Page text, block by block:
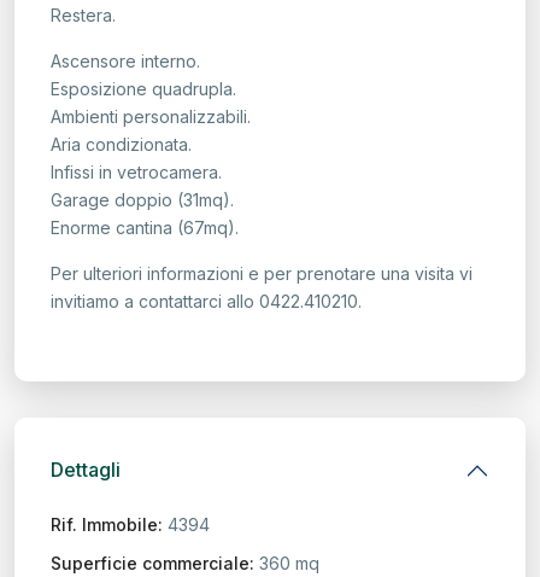
Restera.
Ascensore interno.
Esposizione quadrupla.
Ambienti personalizzabili.
Aria condizionata.
Infissi in vetrocamera.
Garage doppio (31mq).
Enorme cantina (67mq).
Per ulteriori informazioni e per prenotare una visita vi
invitiamo a contattarci allo 0422.410210.
Dettagli
Rif. Immobile: 4394
Superficie commerciale: 360 mq